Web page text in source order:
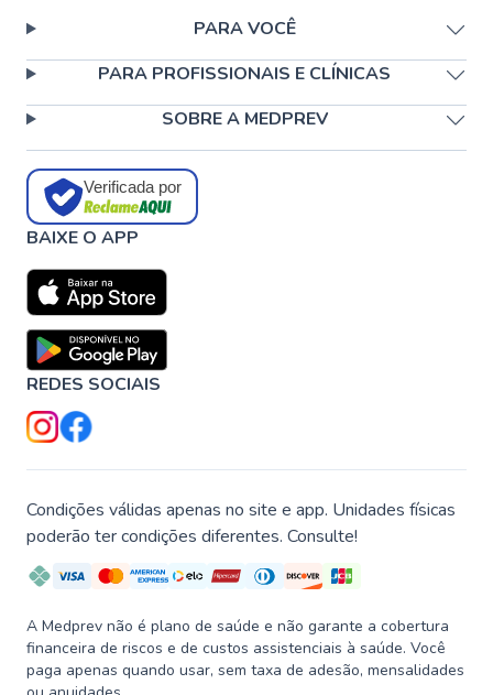
PARA VOCÊ
PARA PROFISSIONAIS E CLÍNICAS
SOBRE A MEDPREV
Verificada por
BAIXE O APP
REDES SOCIAIS
Condições válidas apenas no site e app. Unidades físicas
poderão ter condições diferentes. Consulte!
A Medprev não é plano de saúde e não garante a cobertura
financeira de riscos e de custos assistenciais à saúde. Você
paga apenas quando usar, sem taxa de adesão, mensalidades